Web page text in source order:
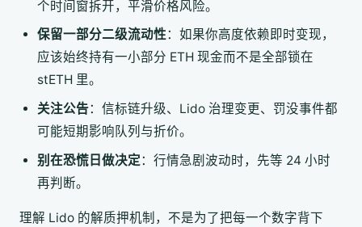
个时间窗拆开，平滑价格风险。
保留一部分二级流动性：如果你高度依赖即时变现，
应该始终持有一小部分 ETH 现金而不是全部锁在
stETH 里。
关注公告：信标链升级、Lido 治理变更、罚没事件都
可能短期影响队列与折价。
别在恐慌日做决定：行情急剧波动时，先等 24 小时
再判断。
理解 Lido 的解质押机制，不是为了把每一个数字背下